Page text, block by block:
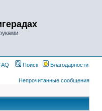
Поиск Благодарности
Непрочитанные сообщения